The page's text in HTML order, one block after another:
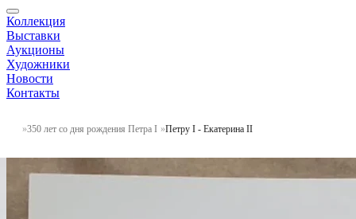
Коллекция
Выставки
Аукционы
Художники
Новости
Контакты
350 лет со дня рождения Петра I Петру I - Екатерина II